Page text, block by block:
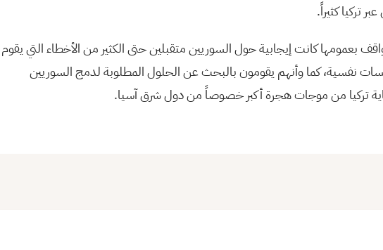
تركيا كثيراً.
بعمومها كانت إيجابية حول السوريين متقبلين حتى الكثير من الأخطاء التي يقوم
نفسية، كما وأنهم يقومون بالبحث عن الحلول المطلوبة لدمج السوريين
تركيا من موجات هجرة أكبر خصوصاً من دول شرق آسيا.